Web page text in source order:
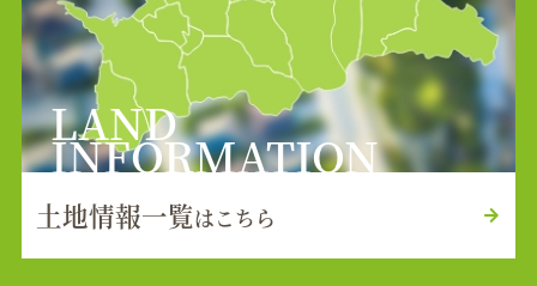
LAND
INFORMATION
土地情報一覧はこちら